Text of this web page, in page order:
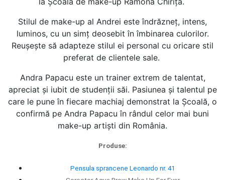
Stilul de make-up al Andrei este îndrăzneț, intens,
luminos, cu un simț deosebit în îmbinarea culorilor.
Reușește să adapteze stilul ei personal cu oricare stil
preferat de clientele sale.
Andra Papacu este un trainer extrem de talentat,
apreciat și iubit de studenții săi. Pasiunea și talentul pe
care le pune în fiecare machiaj demonstrat la Școală, o
confirmă pe Andra Papacu în rândul celor mai buni
make-up artiști din România.
Produse:
Pensula sprancene Leonardo nr. 41